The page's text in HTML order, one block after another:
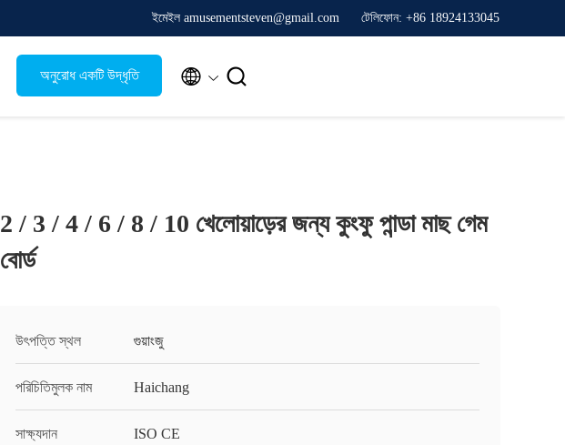
ইমেইল amusementsteven@gmail.com টেলিফোন: +86 18924133045
অনুরোধ একটি উদ্ধৃতি  
2 / 3 / 4 / 6 / 8 / 10 খেলোয়াড়ের জন্য কুংফু পান্ডা মাছ গেম
বোর্ড
উৎপত্তি স্থল গুয়াংজু
পরিচিতিমুলক নাম Haichang
সাক্ষ্যদান ISO CE